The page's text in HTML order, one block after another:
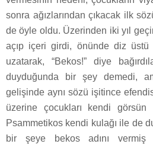
sonra ağızlarından çıkacak ilk
de öyle oldu. Üzerinden iki yıl
açıp içeri girdi, önünde diz
uzatarak, “Bekos!” diye
duyduğunda bir şey demedi,
gelişinde aynı sözü işitince
üzerine çocukları kendi
Psammetikos kendi kulağı ile de
bir şeye bekos adını vermiş